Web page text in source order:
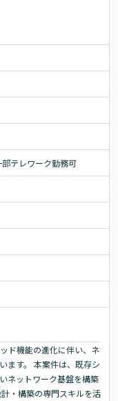
テレワーク勤務可
ド機能の進化に伴い、ネ
ます。 本案件は、既存シ
ネットワーク基盤を構築
・構築の専門スキルを活